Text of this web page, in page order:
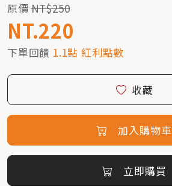
原價NT$250
NT.220
下單回饋 1.1點 紅利點數
收藏
加入購物車
立即購買